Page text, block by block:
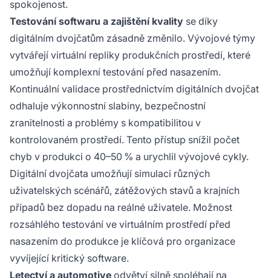
spokojenost.
Testování softwaru a zajištění kvality se díky
digitálním dvojčatům zásadně změnilo. Vývojové týmy
vytvářejí virtuální repliky produkčních prostředí, které
umožňují komplexní testování před nasazením.
Kontinuální validace prostřednictvím digitálních dvojčat
odhaluje výkonnostní slabiny, bezpečnostní
zranitelnosti a problémy s kompatibilitou v
kontrolovaném prostředí. Tento přístup snížil počet
chyb v produkci o 40–50 % a urychlil vývojové cykly.
Digitální dvojčata umožňují simulaci různých
uživatelských scénářů, zátěžových stavů a krajních
případů bez dopadu na reálné uživatele. Možnost
rozsáhlého testování ve virtuálním prostředí před
nasazením do produkce je klíčová pro organizace
vyvíjející kritický software.
Letectví a automotive odvětví silně spoléhají na